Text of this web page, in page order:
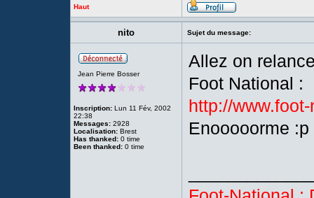
Haut
nito Sujet du message:
Jean Pierre Bosser
Inscription: Lun 11 Fév, 2002
22:38
Messages: 2928
Localisation: Brest
Has thanked: 0 time
Been thanked: 0 time
Allez on
Foot National :
http://
Enooooorme :p